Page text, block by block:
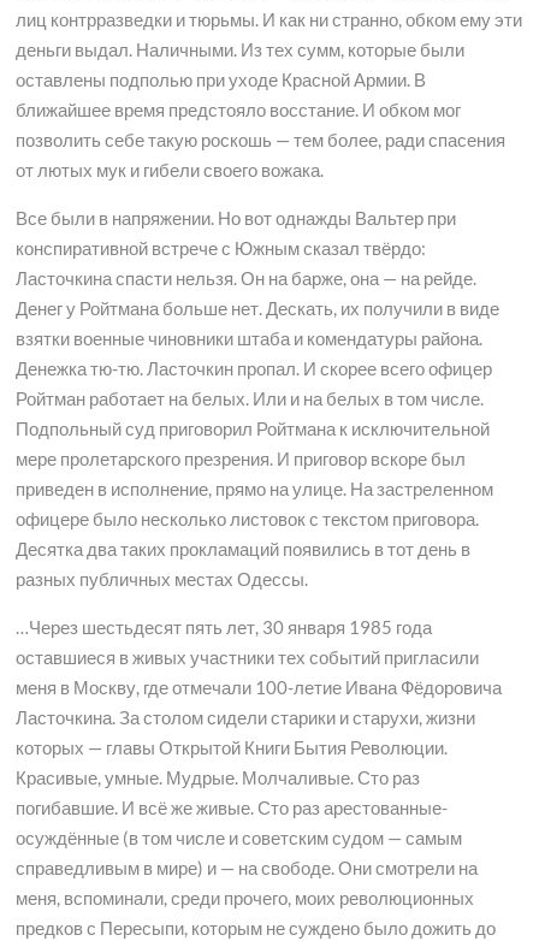
лиц контрразведки и тюрьмы. И как ни странно, обком ему эти
деньги выдал. Наличными. Из тех сумм, которые были
оставлены подполью при уходе Красной Армии. В
ближайшее время предстояло восстание. И обком мог
позволить себе такую роскошь — тем более, ради спасения
от лютых мук и гибели своего вожака.
Все были в напряжении. Но вот однажды Вальтер при
конспиративной встрече с Южным сказал твёрдо:
Ласточкина спасти нельзя. Он на барже, она — на рейде.
Денег у Ройтмана больше нет. Дескать, их получили в виде
взятки военные чиновники штаба и комендатуры района.
Денежка тю-тю. Ласточкин пропал. И скорее всего офицер
Ройтман работает на белых. Или и на белых в том числе.
Подпольный суд приговорил Ройтмана к исключительной
мере пролетарского презрения. И приговор вскоре был
приведен в исполнение, прямо на улице. На застреленном
офицере было несколько листовок с текстом приговора.
Десятка два таких прокламаций появились в тот день в
разных публичных местах Одессы.
…Через шестьдесят пять лет, 30 января 1985 года
оставшиеся в живых участники тех событий пригласили
меня в Москву, где отмечали 100-летие Ивана Фёдоровича
Ласточкина. За столом сидели старики и старухи, жизни
которых — главы Открытой Книги Бытия Революции.
Красивые, умные. Мудрые. Молчаливые. Сто раз
погибавшие. И всё же живые. Сто раз арестованные-
осуждённые (в том числе и советским судом — самым
справедливым в мире) и — на свободе. Они смотрели на
меня, вспоминали, среди прочего, моих революционных
предков с Пересыпи, которым не суждено было дожить до